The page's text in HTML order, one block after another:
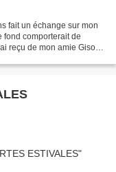
fait un échange sur mon
fond comporterait de
reçu de mon amie Gisou :